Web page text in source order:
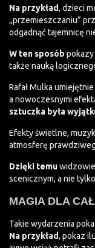
Na przykład, dzieci
„przemieszczaniu”
odgadnąć tajemnicę
W ten sposób pokazy
także nauką
Rafał Mulka
a nowoczesnymi
sztuczka była
Efekty świetlne,
atmosferę
Dzięki temu
scenicznym, a nie
MAGIA DLA
Takie wydarzenia
Na przykład, pokaz